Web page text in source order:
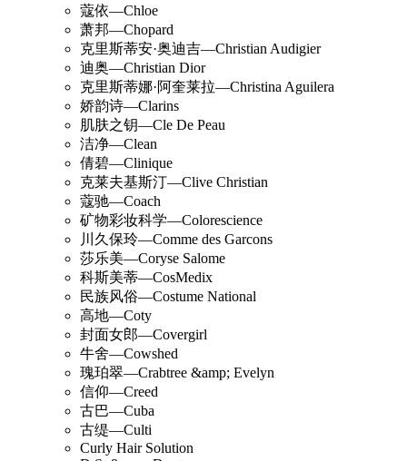
蔻依—Chloe
萧邦—Chopard
克里斯蒂安·奥迪吉—Christian Audigier
迪奥—Christian Dior
克里斯蒂娜·阿奎莱拉—Christina Aguilera
娇韵诗—Clarins
肌肤之钥—Cle De Peau
洁净—Clean
倩碧—Clinique
克莱夫基斯汀—Clive Christian
蔻驰—Coach
矿物彩妆科学—Colorescience
川久保玲—Comme des Garcons
莎乐美—Coryse Salome
科斯美蒂—CosMedix
民族风俗—Costume National
高地—Coty
封面女郎—Covergirl
牛舍—Cowshed
瑰珀翠—Crabtree &amp; Evelyn
信仰—Creed
古巴—Cuba
古缇—Culti
Curly Hair Solution